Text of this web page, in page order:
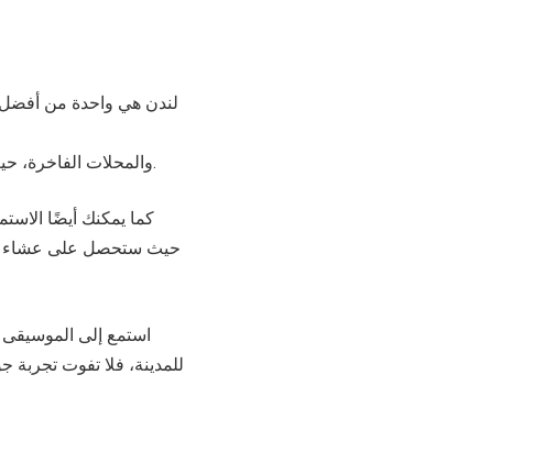
لندن هي واحدة من أفضل
والمحلات الفاخرة، حيث يمكنك التسوق في مناطق مثل بوند ستريت ودوفر ستريت ماركت وهارودز ومايفير.
كما يمكنك أيضًا
حيث ستحصل على عشاء
استمع إلى الموسيقى
للمدينة، فلا تفوت